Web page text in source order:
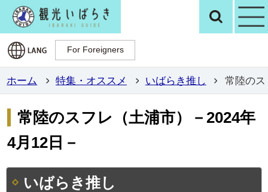
観光いばらき検
For Foreigners
For Foreigners
ホーム 特集・オススメ いばらき推し 常陸のス
常陸のスフレ（土浦市）－2024年
4月12日－
いばらき推し